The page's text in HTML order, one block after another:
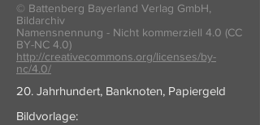
© Battenberg Bayerland Verlag GmbH,
Bildarchiv
Namensnennung - Nicht kommerziell 4.0 (CC
BY-NC 4.0)
http://creativecommons.org/licenses/by-
nc/4.0/
20. Jahrhundert, Banknoten, Papiergeld
Bildvorlage: